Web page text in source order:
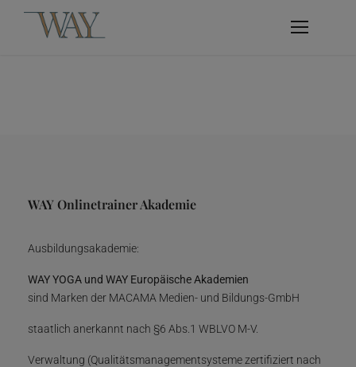
WAY Onlinetrainer Akademie
Ausbildungsakademie:
WAY YOGA und WAY Europäische Akademien
sind Marken der MACAMA Medien- und Bildungs-GmbH
staatlich anerkannt nach §6 Abs.1 WBLVO M-V.
Verwaltung (Qualitätsmanagementsysteme zertifiziert nach